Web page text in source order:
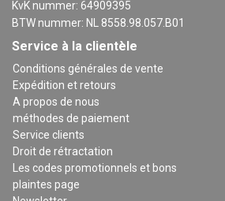
KvK nummer: 64909395
BTW nummer: NL 8558.98.057.B01
Service à la clientèle
Conditions générales de vente
Expédition et retours
A propos de nous
méthodes de paiement
Service clients
Droit de rétractation
Les codes promotionnels et bons
plaintes page